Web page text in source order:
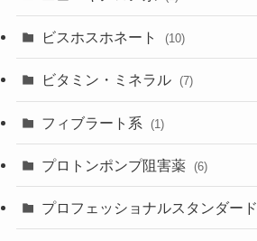
ビスホスホネート (10)
ビタミン・ミネラル (7)
フィブラート系 (1)
プロトンポンプ阻害薬 (6)
プロフェッショナルスタンダード